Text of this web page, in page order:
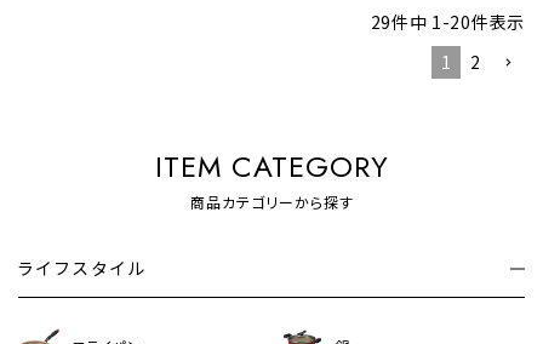
29件中 1-20件表示
1
2
ITEM CATEGORY
商品カテゴリーから探す
ライフスタイル